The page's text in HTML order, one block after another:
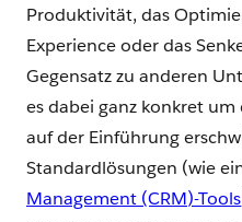
Produktivität, das
Experience oder das
Gegensatz zu anderen
es dabei ganz konkret um
auf der Einführung
Standardlösungen (wie
Management (CRM)-Tools